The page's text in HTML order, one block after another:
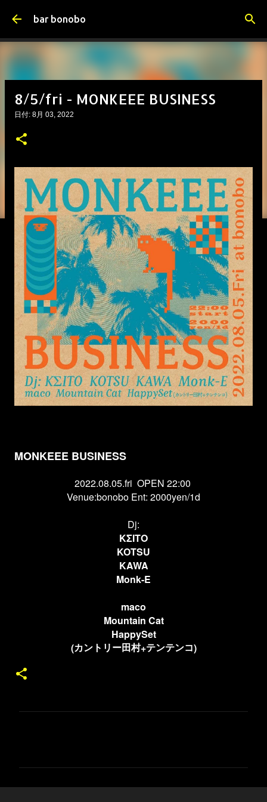
スキップしてメイン コンテンツに移動
bar bonobo
8/5/fri - MONKEEE BUSINESS
日付: 8月 03, 2022
MONKEEE BUSINESS
2022.08.05.fri OPEN 22:00
Venue:bonobo Ent: 2000yen/1d
Dj:
KΣITO
KOTSU
KAWA
Monk-E
maco
Mountain Cat
HappySet
(カントリー田村+テンテンコ)